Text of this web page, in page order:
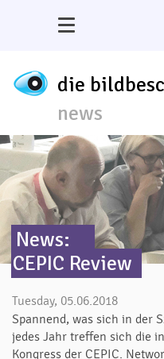
die
news
News:
CEPIC Review
Tuesday, 05.06.2018
Spannend, was sich in der
jedes Jahr treffen sich die
Kongress der CEPIC.